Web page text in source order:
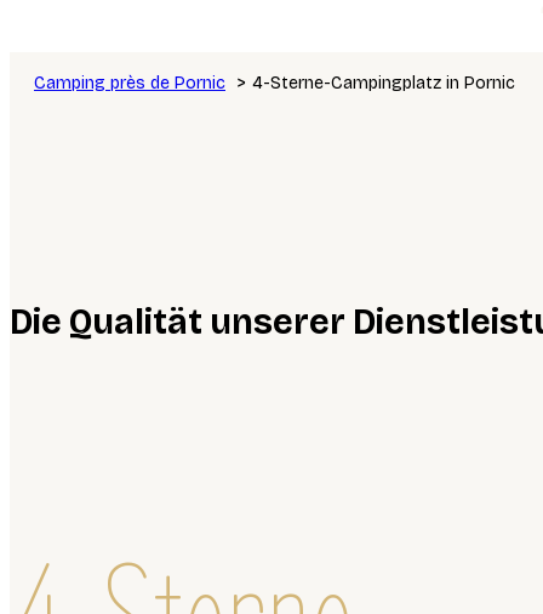
Camping près de Pornic 4-Sterne-Campingplatz in Pornic
Die Qualität unserer